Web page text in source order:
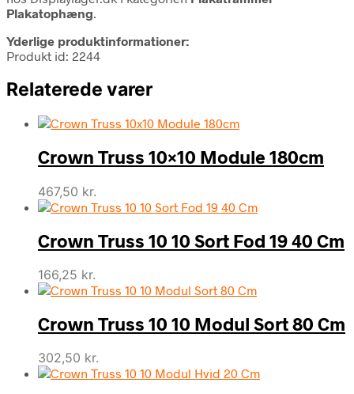
Plakatophæng.
Yderlige produktinformationer:
Produkt id: 2244
Relaterede varer
Crown Truss 10×10 Module 180cm
467,50 kr.
Crown Truss 10 10 Sort Fod 19 40 Cm
166,25 kr.
Crown Truss 10 10 Modul Sort 80 Cm
302,50 kr.